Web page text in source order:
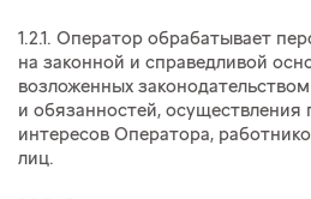
1.2.1. Оператор обрабатывает
на законной и справедливой
возложенных
и обязанностей, осуществления
интересов Оператора,
лиц.